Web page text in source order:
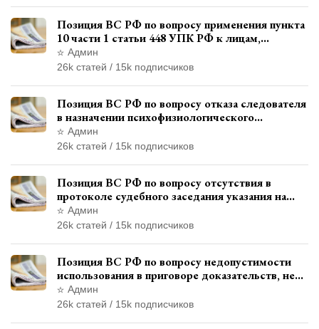
Позиция ВС РФ по вопросу применения пункта
10 части 1 статьи 448 УПК РФ к лицам,
уволенным из следственных органов
Админ
26k статей / 15k подписчиков
Позиция ВС РФ по вопросу отказа следователя
в назначении психофизиологического
исследования показаний обвиняемой с
использованием полиграфа
Админ
26k статей / 15k подписчиков
Позиция ВС РФ по вопросу отсутствия в
протоколе судебного заседания указания на
возможность выступления в прениях сторон
при наличии аудиозаписи
Админ
26k статей / 15k подписчиков
Позиция ВС РФ по вопросу недопустимости
использования в приговоре доказательств, не
исследованных в судебном заседании
Админ
26k статей / 15k подписчиков